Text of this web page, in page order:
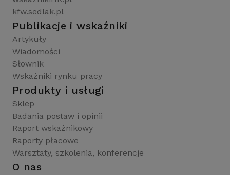
kfw.sedlak.pl
Publikacje i wskaźniki
Artykuły
Wiadomości
Słownik
Wskaźniki rynku pracy
Produkty i usługi
Sklep
Badania postaw i opinii
Raport wskaźnikowy
Raporty płacowe
Warsztaty, szkolenia, konferencje
O nas